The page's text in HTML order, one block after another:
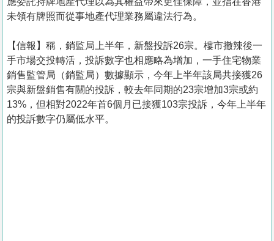
未領有牌照而從事地產代理業務屬違法行為。
【信報】稱，銷監局上半年，新盤投訴26宗。樓市撤辣後一
手市場交投轉活，投訴數字也相應略為增加，一手住宅物業
銷售監管局（銷監局）數據顯示，今年上半年該局共接獲26
宗與新盤銷售有關的投訴，較去年同期的23宗增加3宗或約
13%，但相對2022年首6個月已接獲103宗投訴，今年上半年
的投訴數字仍屬低水平。